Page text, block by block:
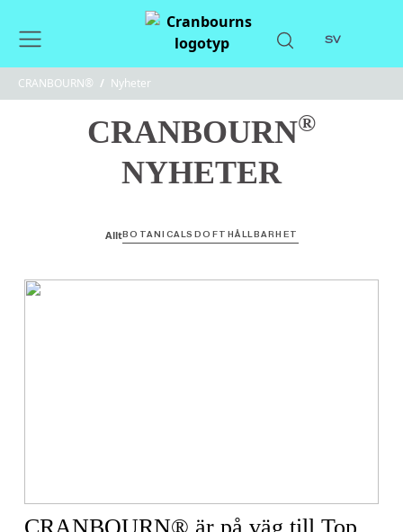
SV
CRANBOURN® / Nyheter
CRANBOURN®
NYHETER
AlltBOTANICALS DOFT HÅLLBARHET